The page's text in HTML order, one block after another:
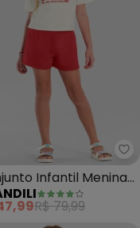
Conjunto Floral
Infantil Menina
(Natural)
R$ 79,99